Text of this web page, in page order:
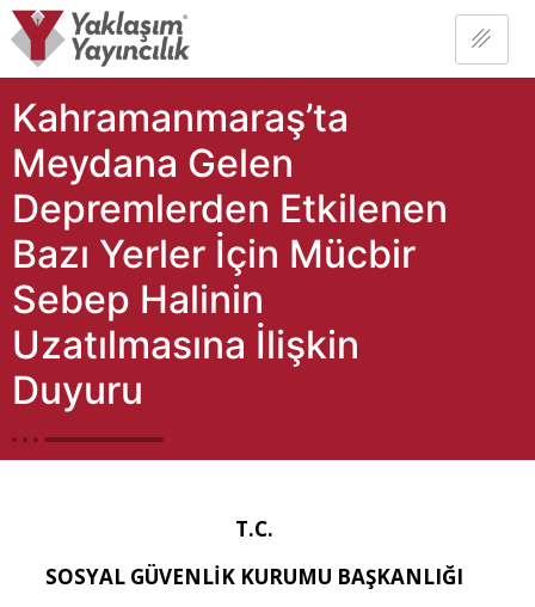
Kahramanmaraş’ta
Meydana Gelen
Depremlerden Etkilenen
Bazı Yerler İçin Mücbir
Sebep Halinin
Uzatılmasına İlişkin
Duyuru
T.C.
SOSYAL GÜVENLİK KURUMU BAŞKANLIĞI